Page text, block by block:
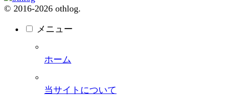
© 2016-2026 othlog.
メニュー
ホーム
当サイトについて